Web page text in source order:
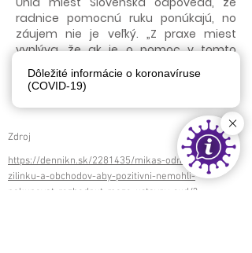
radnice pomocnú ruku ponúkajú, no
záujem nie je veľký. „Z praxe miest
vyplýva, že ak je o pomoc v tomto
smere záujem, tak predovšetkým zo
strany seniorov, prípadne ľudí so
zdravotným znevýhodnením.“
Zdroj
https://dennikn.sk/2281435/mikas-odmieta-tlak-
zilinku-a-obchodov-aby-pozitivni-nemohli-
nakupovat-rozhodnut-moze-ustavny-sud/?
Dôležité informácie o koronavíruse
(COVID-19)